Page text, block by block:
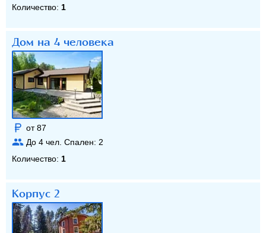
Количество: 1
Дом на 4 человека
от 87
До 4 чел. Спален: 2
Количество: 1
Корпус 2